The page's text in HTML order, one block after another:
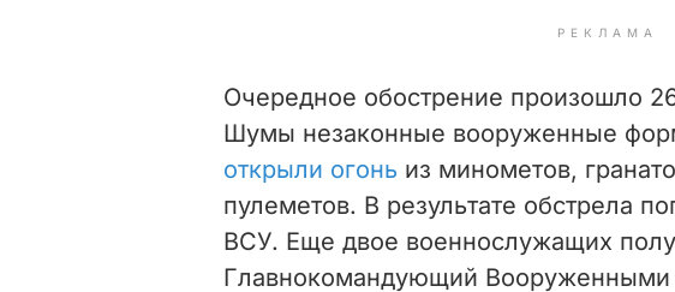
РЕКЛАМА
Очередное обострение произошло
Шумы незаконные вооруженные
открыли огонь из минометов,
пулеметов. В результате обстрела
ВСУ. Еще двое военнослужащих
Главнокомандующий Вооруженными